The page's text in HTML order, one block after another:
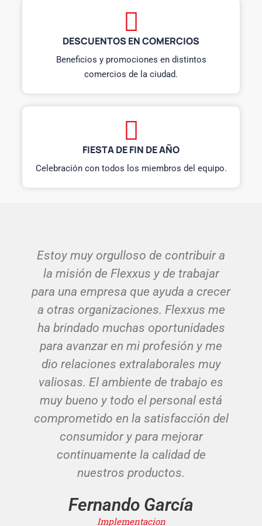
DESCUENTOS EN COMERCIOS
Beneficios y promociones en distintos
comercios de la ciudad.
FIESTA DE FIN DE AÑO
Celebración con todos los miembros del equipo.
Estoy muy orgulloso de contribuir a
la misión de Flexxus y de trabajar
para una empresa que ayuda a crecer
a otras organizaciones. Flexxus me
ha brindado muchas oportunidades
para avanzar en mi profesión y me
dio relaciones extralaborales muy
valiosas. El ambiente de trabajo es
muy bueno y todo el personal está
comprometido en la satisfacción del
consumidor y para mejorar
continuamente la calidad de
nuestros productos.
Fernando García
Implementacion